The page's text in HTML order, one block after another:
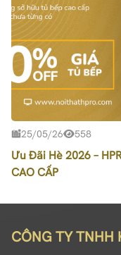
25/05/26 558
Ưu Đãi Hè 2026 –
CAO CẤP
CÔNG TY TNHH